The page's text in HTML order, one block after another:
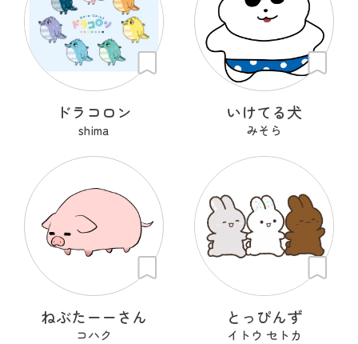
ドラコロン
shima
いけてる犬
みそら
ねぶたーーさん
コハク
とっぴんず
イトウ セトカ